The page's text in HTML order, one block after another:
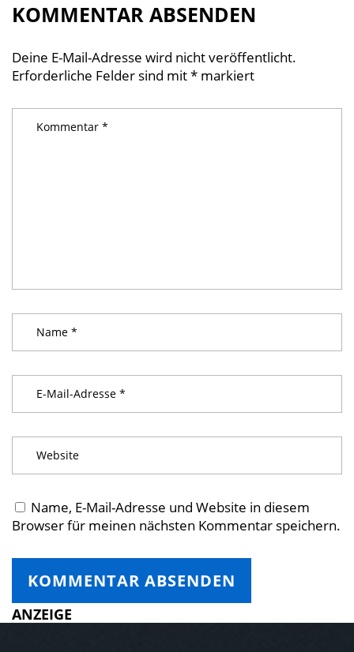
KOMMENTAR ABSENDEN
Deine E-Mail-Adresse wird nicht veröffentlicht.
Erforderliche Felder sind mit* markiert
Name, E-Mail-Adresse und Website in diesem
Browser für meinen nächsten Kommentar speichern.
ANZEIGE